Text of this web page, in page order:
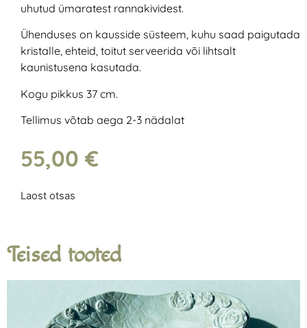
uhutud ümaratest rannakividest.
Ühenduses on kausside süsteem, kuhu saad paigutada
kristalle, ehteid, toitut serveerida või lihtsalt
kaunistusena kasutada.
Kogu pikkus 37 cm.
Tellimus võtab aega 2-3 nädalat
55,00€
Laost otsas
Teised tooted